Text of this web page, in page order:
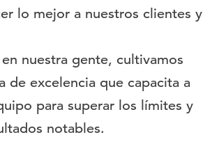
lo mejor a nuestros clientes y
nuestra gente, cultivamos
de excelencia que capacita a
para superar los límites y
notables.